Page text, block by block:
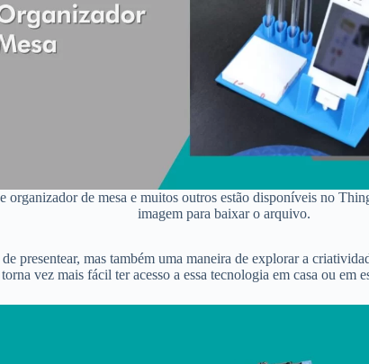
organizador de mesa e muitos outros estão disponíveis no
imagem para baixar o arquivo.
presentear, mas também uma maneira de explorar a
torna vez mais fácil ter acesso a essa tecnologia em casa ou em